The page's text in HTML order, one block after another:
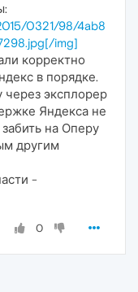
0321/98/4ab8
img]
корректно
в порядке.
через эксплорер
Яндекса не
на Оперу
другим
-
0